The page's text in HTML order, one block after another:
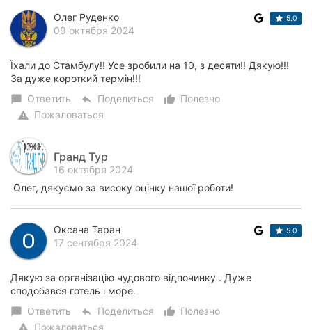
Олег Руденко
09 октября 2024
5.0
Їхали до Стамбулу!! Усе зробили на 10, з десяти!! Дякую!!!
За дуже короткий термін!!!
chat_bubble Ответить reply Поделиться thumb_up_alt
Полезно
warning Пожаловаться
Гранд Тур
16 октября 2024
Олег, дякуємо за високу оцінку нашої роботи!
Оксана Таран
17 сентября 2024
5.0
Дякую за організацію чудового відпочинку . Дуже
сподобався готель і море.
chat_bubble Ответить reply Поделиться thumb_up_alt
Полезно
warning Пожаловаться